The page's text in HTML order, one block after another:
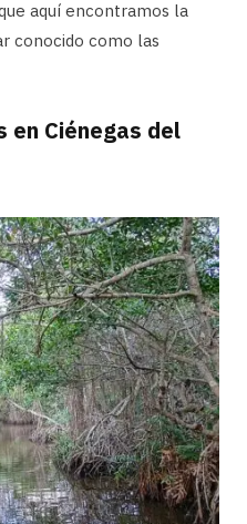
aquí encontramos la
conocido como las
en Ciénegas del